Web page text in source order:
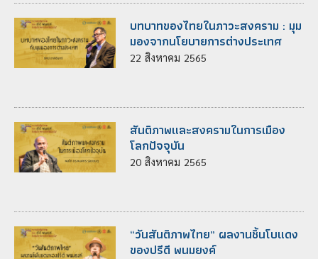
บทบาทของไทยในภาวะสงคราม : มุม
มองจากนโยบายการต่างประเทศ
22 สิงหาคม 2565
สันติภาพและสงครามในการเมือง
โลกปัจจุบัน
20 สิงหาคม 2565
“วันสันติภาพไทย” ผลงานชิ้นโบแดง
ของปรีดี พนมยงค์